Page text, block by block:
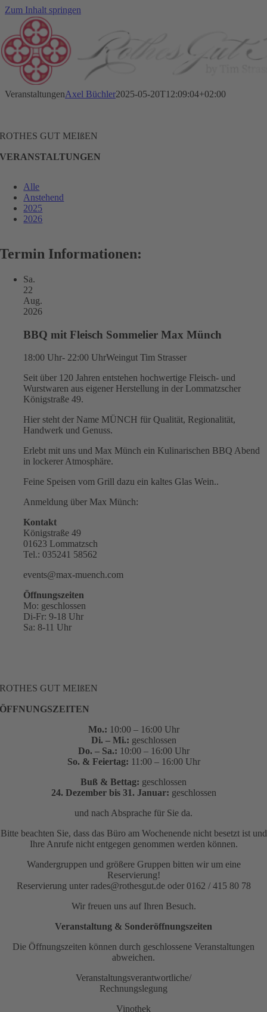
Zum Inhalt springen
VeranstaltungenAxel Büchler2025-05-20T12:09:04+02:00
ROTHES GUT MEIßEN
VERANSTALTUNGEN
Alle
Anstehend
2025
2026
Termin Informationen:
Sa.
22
Aug.
2026
BBQ mit Fleisch Sommelier Max Münch
18:00 Uhr- 22:00 UhrWeingut Tim Strasser
Seit über 120 Jahren entstehen hochwertige Fleisch- und
Wurstwaren aus eigener Herstellung in der Lommatzscher
Königstraße 49.
Hier steht der Name MÜNCH für Qualität, Regionalität,
Handwerk und Genuss.
Erlebt mit uns und Max Münch ein Kulinarischen BBQ Abend
in lockerer Atmosphäre.
Feine Speisen vom Grill dazu ein kaltes Glas Wein..
Anmeldung über Max Münch:
Kontakt
Königstraße 49
01623 Lommatzsch
Tel.: 035241 58562
events@max-muench.com
Öffnungszeiten
Mo: geschlossen
Di-Fr: 9-18 Uhr
Sa: 8-11 Uhr
ROTHES GUT MEIßEN
ÖFFNUNGSZEITEN
Mo.: 10:00 – 16:00 Uhr
Di. – Mi.: geschlossen
Do. – Sa.: 10:00 – 16:00 Uhr
So. & Feiertag: 11:00 – 16:00 Uhr
Buß & Bettag: geschlossen
24. Dezember bis 31. Januar: geschlossen
und nach Absprache für Sie da.
Bitte beachten Sie, dass das Büro am Wochenende nicht besetzt ist und
Ihre Anrufe nicht entgegen genommen werden können.
Wandergruppen und größere Gruppen bitten wir um eine
Reservierung!
Reservierung unter rades@rothesgut.de oder 0162 / 415 80 78
Wir freuen uns auf Ihren Besuch.
Veranstaltung & Sonderöffnungszeiten
Die Öffnungszeiten können durch geschlossene Veranstaltungen
abweichen.
Veranstaltungsverantwortliche/
Rechnungslegung
Vinothek